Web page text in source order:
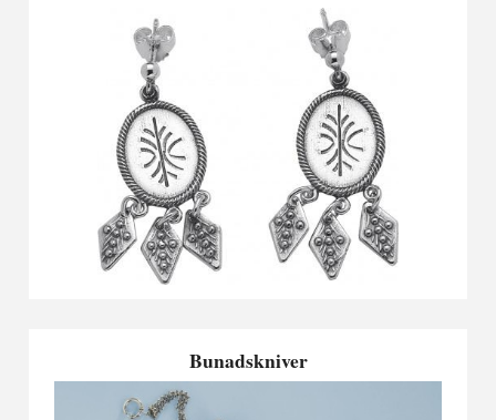
Bunadskniver